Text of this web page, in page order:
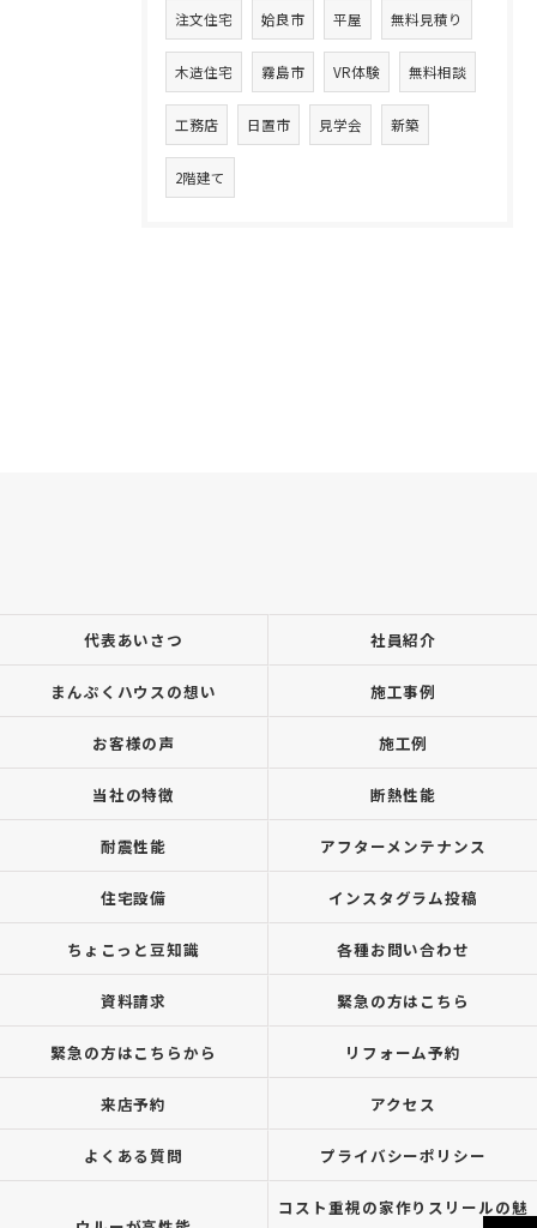
注文住宅 姶良市 平屋 無料見積り
木造住宅 霧島市 VR体験 無料相談
工務店 日置市 見学会 新築
2階建て
代表あいさつ 社員紹介
まんぷくハウスの想い 施工事例
お客様の声 施工例
当社の特徴 断熱性能
耐震性能 アフターメンテナンス
住宅設備 インスタグラム投稿
ちょこっと豆知識 各種お問い合わせ
資料請求 緊急の方はこちら
緊急の方はこちらから リフォーム予約
来店予約 アクセス
よくある質問 プライバシーポリシー
コスト重視の家作りスリールの魅